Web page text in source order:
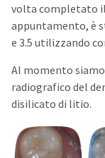
volta completato
appuntamento, è
e 3.5 utilizzando
Al momento
radiografico del
disilicato di litio.